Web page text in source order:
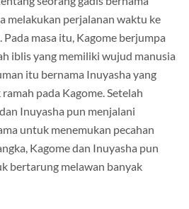
melakukan perjalanan waktu ke
Pada masa itu, Kagome berjumpa
iblis yang memiliki wujud manusia
itu bernama Inuyasha yang
pada Kagome. Setelah
Inuyasha pun menjalani
untuk menemukan pecahan
Kagome dan Inuyasha pun
bertarung melawan banyak